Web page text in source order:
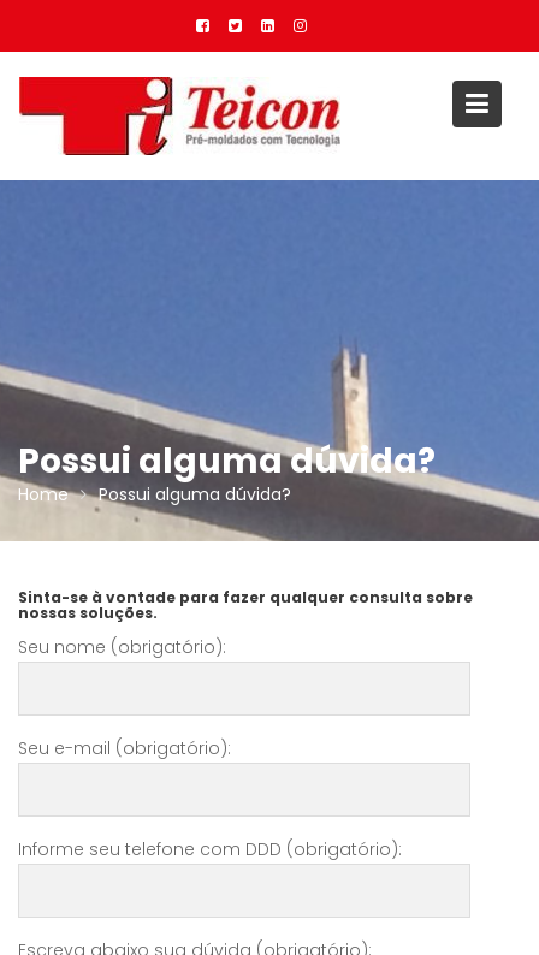
content
Possui alguma dúvida?
Home Possui alguma dúvida?
Sinta-se à vontade para fazer qualquer consulta sobre
nossas soluções.
Seu nome (obrigatório):
Seu e-mail (obrigatório):
Informe seu telefone com DDD (obrigatório):
Escreva abaixo sua dúvida (obrigatório):